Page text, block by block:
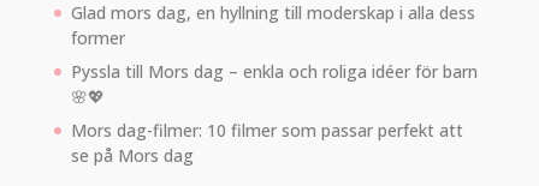
Glad mors dag, en hyllning till moderskap i alla dess
former
Pyssla till Mors dag – enkla och roliga idéer för barn
🌸💖
Mors dag-filmer: 10 filmer som passar perfekt att
se på Mors dag